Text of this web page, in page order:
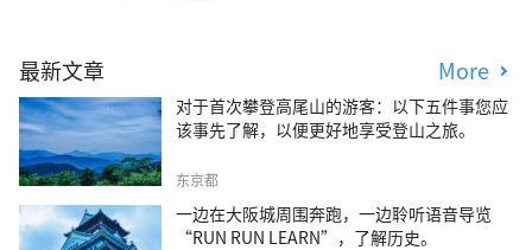
最新文章 More
对于首次攀登高尾山的游客：以下五件事您应
该事先了解，以便更好地享受登山之旅。
东京都
一边在大阪城周围奔跑，一边聆听语音导览
“RUN RUN LEARN”，了解历史。